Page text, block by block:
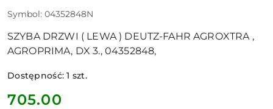
Symbol: 04352848N
SZYBA DRZWI ( LEWA ) DEUTZ-FAHR AGROXTRA ,
AGROPRIMA, DX 3., 04352848,
Dostępność:1 szt.
cena:
705.00